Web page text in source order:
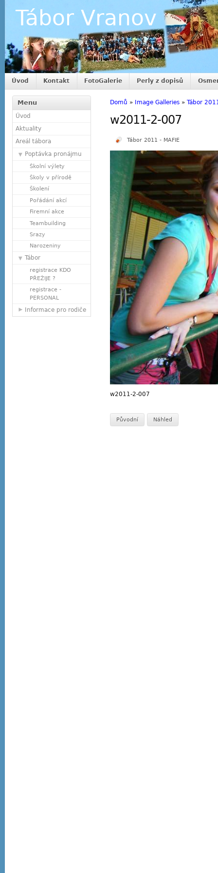
Tábor Vranov
Úvod Kontakt FotoGalerie Perly z dopisů
Menu
Úvod
Aktuality
Areál tábora
Poptávka pronájmu
Školní výlety
Školy v přírodě
Školení
Pořádání akcí
Firemní akce
Teambuilding
Srazy
Narozeniny
Tábor
registrace KDO
PŘEŽIJE ?
registrace -
PERSONAL
Informace pro rodiče
Domů » Image Galleries » Tábor
w2011-2-007
Tábor 2011 - MAFIE
w2011-2-007
Původní Náhled